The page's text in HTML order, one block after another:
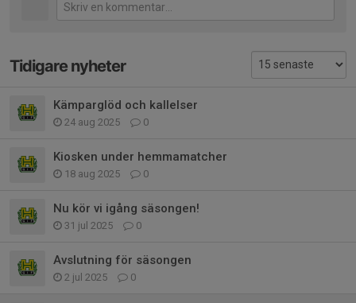
Tidigare nyheter
Kämparglöd och kallelser
24 aug 2025 0
Kiosken under hemmamatcher
18 aug 2025 0
Nu kör vi igång säsongen!
31 jul 2025 0
Avslutning för säsongen
2 jul 2025 0